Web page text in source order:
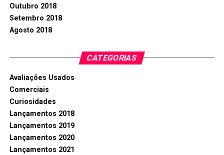
Outubro 2018
Setembro 2018
Agosto 2018
CATEGORIAS
Avaliações Usados
Comerciais
Curiosidades
Lançamentos 2018
Lançamentos 2019
Lançamentos 2020
Lançamentos 2021